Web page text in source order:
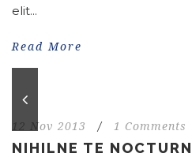
elit...
Read More
12 Nov 2013 / 1 Comments
NIHILNE TE